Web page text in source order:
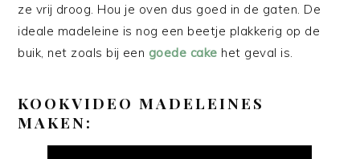
ze vrij droog. Hou je oven dus goed in de gaten. De
ideale madeleine is nog een beetje plakkerig op de
buik, net zoals bij een goede cake het geval is.
KOOKVIDEO MADELEINES
MAKEN: